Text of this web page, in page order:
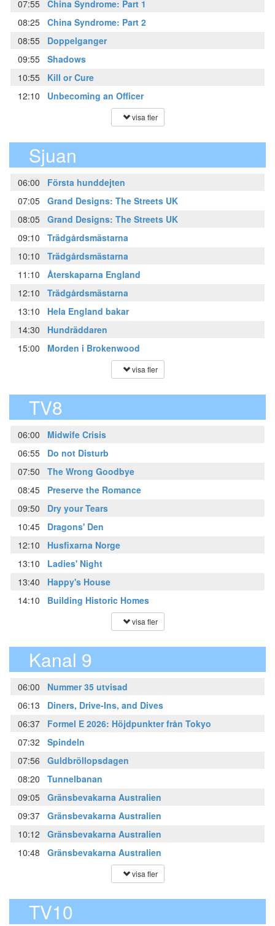
07:55 China Syndrome: Part 1
08:25 China Syndrome: Part 2
08:55
Doppelganger
09:55 Shadows
10:55
Kill or Cure
12:10
Unbecoming an Officer
visa fler
Sjuan
06:00
Första hunddejten
07:05 Grand Designs: The Streets UK
08:05 Grand Designs: The Streets UK
09:10
Trädgårdsmästarna
10:10
Trädgårdsmästarna
11:10
Återskaparna England
12:10
Trädgårdsmästarna
13:10
Hela England bakar
14:30
Hundräddaren
15:00
Morden i Brokenwood
visa fler
TV8
06:00
Midwife Crisis
06:55
Do not Disturb
07:50
The Wrong Goodbye
08:45
Preserve the Romance
09:50
Dry your Tears
10:45
Dragons' Den
12:10
Husfixarna Norge
13:10
Ladies' Night
13:40
Happy's House
14:10
Building Historic Homes
visa fler
Kanal 9
06:00
Nummer 35 utvisad
06:13
Diners, Drive-Ins, and Dives
06:37
Formel E 2026: Höjdpunkter från Tokyo
07:32
Spindeln
07:56
Guldbröllopsdagen
08:20
Tunnelbanan
09:05 Gränsbevakarna Australien
09:37 Gränsbevakarna Australien
10:12
Gränsbevakarna Australien
10:48
Gränsbevakarna Australien
visa fler
TV10